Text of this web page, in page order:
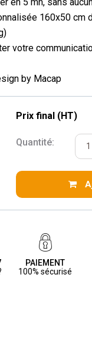
160x50 cm
votre
by Macap
Prix final (HT)
Quantité:
PAIEMENT
100% sécurisé